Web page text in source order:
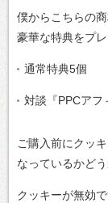
僕からこちらの
豪華な特典をプ
通常特典5個
対談『PPCアフ
ご購入前にクッ
なっているかど
クッキーが無効